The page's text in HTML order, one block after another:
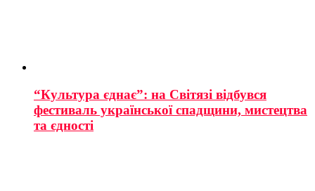
“Культура єднає”: на Світязі відбувся
фестиваль української спадщини, мистецтва
та єдності